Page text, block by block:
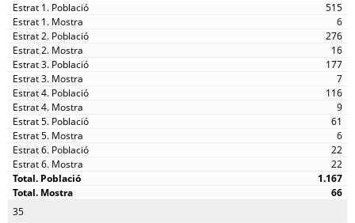
515
6
276
16
177
7
116
9
61
6
22
22
1.167
66
35